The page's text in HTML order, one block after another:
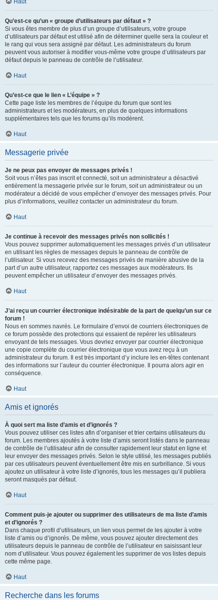
Haut
Qu’est-ce qu’un « groupe d’utilisateurs par défaut » ?
Si vous êtes membre de plus d’un groupe d’utilisateurs, votre groupe
d’utilisateurs par défaut est utilisé afin de déterminer quelle sera la couleur et
le rang qui vous sera assigné par défaut. Les administrateurs du forum
peuvent vous autoriser à modifier vous-même votre groupe d’utilisateurs par
défaut depuis le panneau de contrôle de l’utilisateur.
Haut
Qu’est-ce que le lien « L’équipe » ?
Cette page liste les membres de l’équipe du forum que sont les
administrateurs et les modérateurs, en plus de quelques informations
supplémentaires tels que les forums qu’ils modèrent.
Haut
Messagerie privée
Je ne peux pas envoyer de messages privés !
Soit vous n’êtes pas inscrit et connecté, soit un administrateur a désactivé
entièrement la messagerie privée sur le forum, soit un administrateur ou un
modérateur a décidé de vous empêcher d’envoyer des messages privés. Pour
plus d’informations, veuillez contacter un administrateur du forum.
Haut
Je continue à recevoir des messages privés non sollicités !
Vous pouvez supprimer automatiquement les messages privés d’un utilisateur
en utilisant les règles de messages depuis le panneau de contrôle de
l’utilisateur. Si vous recevez des messages privés de manière abusive de la
part d’un autre utilisateur, rapportez ces messages aux modérateurs. Ils
peuvent empêcher un utilisateur d’envoyer des messages privés.
Haut
J’ai reçu un courrier électronique indésirable de la part de quelqu’un sur ce
forum !
Nous en sommes navrés. Le formulaire d’envoi de courriers électroniques de
ce forum possède des protections qui essaient de repérer les utilisateurs
envoyant de tels messages. Vous devriez envoyer par courrier électronique
une copie complète du courrier électronique que vous avez reçu à un
administrateur du forum. Il est très important d’y inclure les en-têtes contenant
des informations sur l’auteur du courrier électronique. Il pourra alors agir en
conséquence.
Haut
Amis et ignorés
À quoi sert ma liste d’amis et d’ignorés ?
Vous pouvez utiliser ces listes afin d’organiser et trier certains utilisateurs du
forum. Les membres ajoutés à votre liste d’amis seront listés dans le panneau
de contrôle de l’utilisateur afin de consulter rapidement leur statut en ligne et
leur envoyer des messages privés. Selon le style utilisé, les messages publiés
par ces utilisateurs peuvent éventuellement être mis en surbrillance. Si vous
ajoutez un utilisateur à votre liste d’ignorés, tous les messages qu’il publiera
seront masqués par défaut.
Haut
Comment puis-je ajouter ou supprimer des utilisateurs de ma liste d’amis
et d’ignorés ?
Dans chaque profil d’utilisateurs, un lien vous permet de les ajouter à votre
liste d’amis ou d’ignorés. De même, vous pouvez ajouter directement des
utilisateurs depuis le panneau de contrôle de l’utilisateur en saisissant leur
nom d’utilisateur. Vous pouvez également les supprimer de vos listes depuis
cette même page.
Haut
Recherche dans les forums